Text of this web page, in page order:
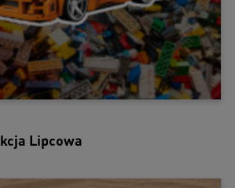
Lipcowa